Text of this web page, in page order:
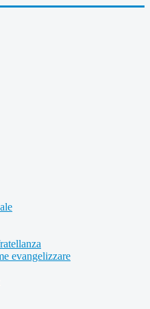
evangelizzare